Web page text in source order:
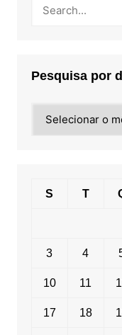
Pesquisa por
por
S T
3 4
10 11
17 18